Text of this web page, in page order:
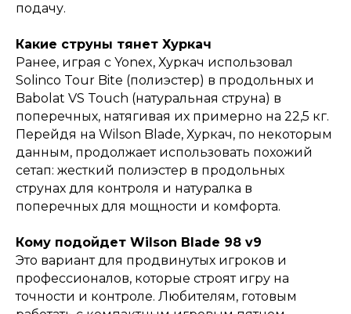
подачу.
Какие струны тянет Хуркач
Ранее, играя с Yonex, Хуркач использовал
Solinco Tour Bite (полиэстер) в продольных и
Babolat VS Touch (натуральная струна) в
поперечных, натягивая их примерно на 22,5 кг.
Перейдя на Wilson Blade, Хуркач, по некоторым
данным, продолжает использовать похожий
сетап: жесткий полиэстер в продольных
струнах для контроля и натуралка в
поперечных для мощности и комфорта.
Кому подойдет Wilson Blade 98 v9
Это вариант для продвинутых игроков и
профессионалов, которые строят игру на
точности и контроле. Любителям, готовым